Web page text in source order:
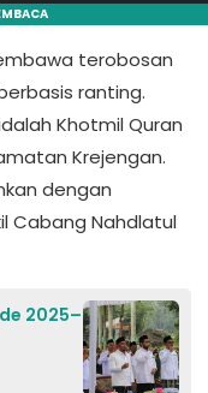
terobosan
ranting.
Khotmil Quran
Krejengan.
dengan
Cabang Nahdlatul
2025–